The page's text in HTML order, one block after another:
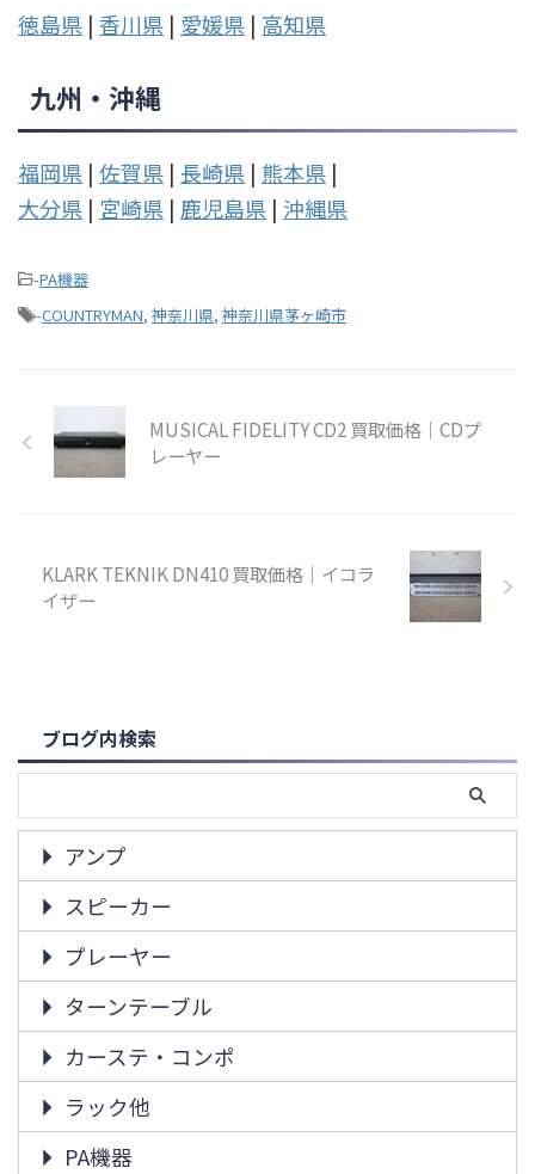
徳島県 | 香川県 | 愛媛県 | 高知県
九州・沖縄
福岡県 | 佐賀県 | 長崎県 | 熊本県 |
大分県 | 宮崎県 | 鹿児島県 | 沖縄県
-PA機器
-COUNTRYMAN, 神奈川県, 神奈川県茅ヶ崎市
MUSICAL FIDELITY CD2 買取価格｜CDプ
レーヤー
KLARK TEKNIK DN410 買取価格｜イコラ
イザー
ブログ内検索
アンプ
スピーカー
プレーヤー
ターンテーブル
カーステ・コンポ
ラック他
PA機器